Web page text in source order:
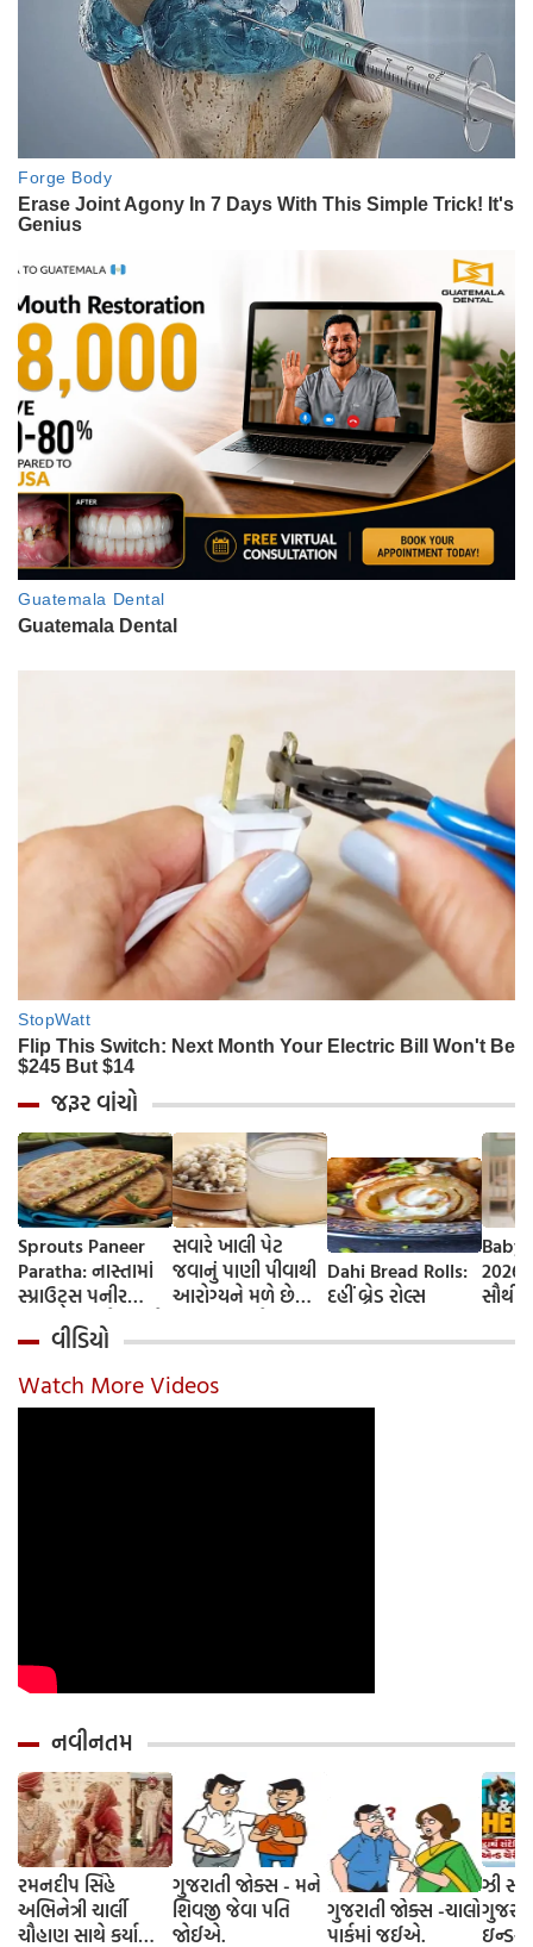
જરૂર વાંચો
Sprouts Paneer
Paratha: નાસ્તામાં
સ્પ્રાઉટ્સ પનીર
પરાઠા બનાવો, તમને
પ્રોટીનનો ડબલ ડોઝ
મળશે
સવારે ખાલી પેટ
જવાનું પાણી પીવાથી
આરોગ્યને મળે છે
જાણીએ તેના ફાયદા
અને ઉપયોગ કરવાની
યોગ્ય રીત
Dahi Bread Rolls:
દહીં બ્રેડ રોલ્સ
Baby
વીડિયો
Watch More Videos
નવીનતમ
રમનદીપ સિંહે
અભિનેત્રી ચાર્લી
ચૌહાણ સાથે કર્યા
ગુજરાતી જોક્સ - મને
શિવજી જેવા પતિ
જોઈએ.
ગુજરાતી જોક્સ -ચાલો
પાર્કમાં જઈએ.
ઝી